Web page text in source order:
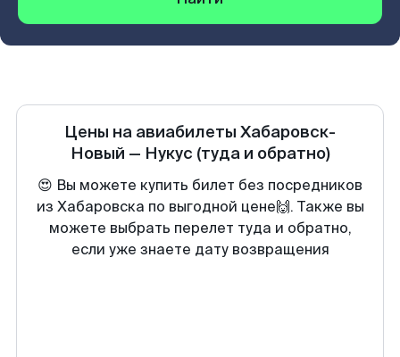
Цены на авиабилеты Хабаровск-
Новый — Нукус (туда и обратно)
😍 Вы можете купить билет без посредников
из Хабаровска по выгодной цене🙌. Также вы
можете выбрать перелет туда и обратно,
если уже знаете дату возвращения